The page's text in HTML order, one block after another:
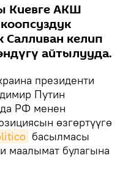
Киевге АКШ
келип
айтылууда.
президенти
Путин
РФ менен
өзгөртүүгө
басылмасы
маалымат булагына